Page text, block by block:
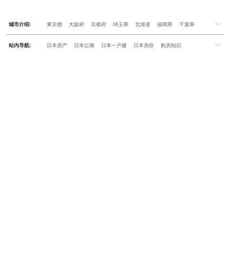
城市介绍: 東京都 大阪府 京都府 埼玉県 北海道 福岡県
千葉県
兵庫県
神奈川県
站内导航:
日本房产 日本公寓 日本一户建 日本房价
购房知识